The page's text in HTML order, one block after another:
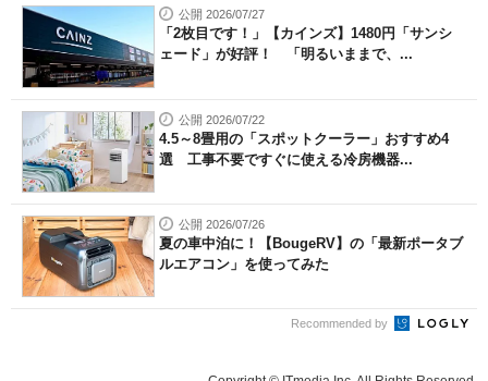
公開 2026/07/27
「2枚目です！」【カインズ】1480円「サンシ
ェード」が好評！ 「明るいままで、...
公開 2026/07/22
4.5～8畳用の「スポットクーラー」おすすめ4
選 工事不要ですぐに使える冷房機器...
公開 2026/07/26
夏の車中泊に！【BougeRV】の「最新ポータブ
ルエアコン」を使ってみた
Recommended by